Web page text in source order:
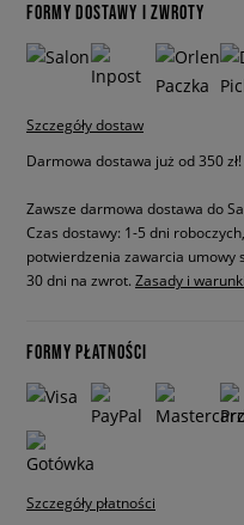
FORMY DOSTAWY I ZWROTY
Szczegóły dostaw
Darmowa dostawa już od 350 zł!
Zawsze darmowa dostawa do
Czas dostawy: 1-5 dni
potwierdzenia zawarcia umowy
30 dni na zwrot. Zasady i warunki
FORMY PŁATNOŚCI
Szczegóły płatności